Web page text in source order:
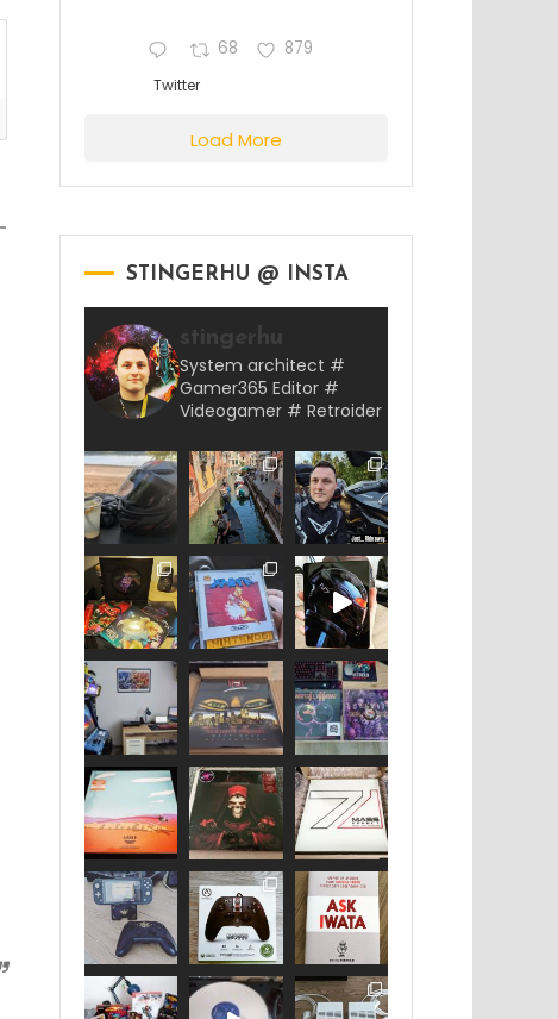
68 879
Twitter
Load More
STINGERHU @ INSTA
stingerhu
System architect #
Gamer365 Editor #
Videogamer # Retroider